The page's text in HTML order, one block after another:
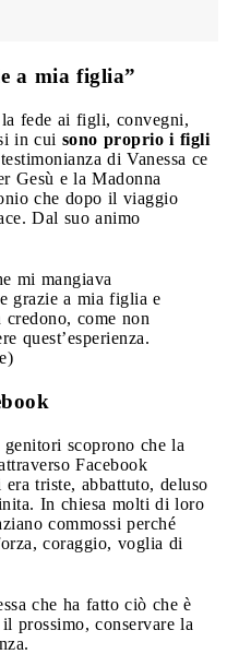
a mia figlia”
fede ai figli, convegni,
in cui sono proprio i figli
di Vanessa ce
Gesù e la Madonna
che dopo il viaggio
Dal suo animo
mi mangiava
grazie a mia figlia e
come non
quest’esperienza.
scoprono che la
Facebook
triste, abbattuto, deluso
In chiesa molti di loro
commossi perché
coraggio, voglia di
che ha fatto ciò che è
prossimo, conservare la